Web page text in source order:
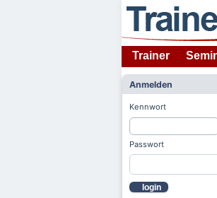
Trainer
Anmelden
Kennwort
Passwort
login